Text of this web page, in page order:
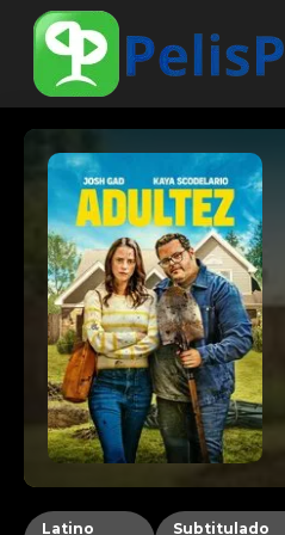
Latino
Subtitulado